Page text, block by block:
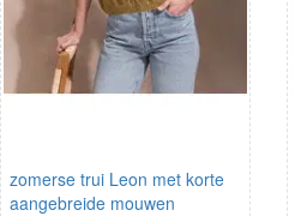
zomerse trui Leon met korte
aangebreide mouwen